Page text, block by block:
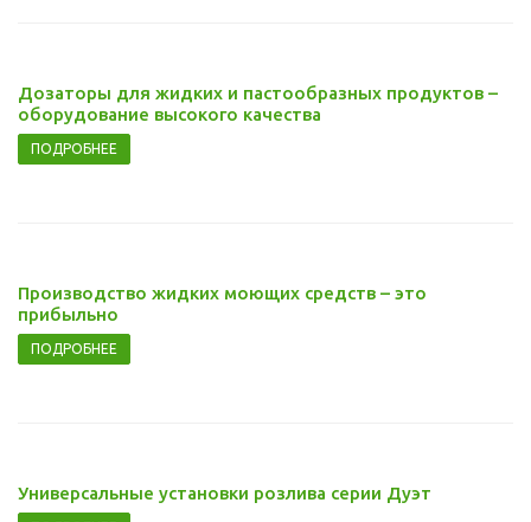
Дозаторы для жидких и пастообразных продуктов –
оборудование высокого качества
ПОДРОБНЕЕ
Производство жидких моющих средств – это
прибыльно
ПОДРОБНЕЕ
Универсальные установки розлива серии Дуэт